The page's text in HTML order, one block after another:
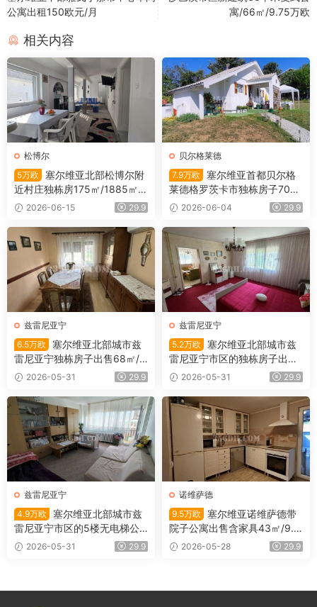
公寓出租150欧元/月
寓/66㎡/9.75万欧
相关内容
松博尔
5万欧
塞尔维亚北部松博尔附
近村庄独栋房175㎡/1885㎡/5
万欧2026-06-15 29.9
贝尔格莱德
7.9万欧
塞尔维亚首都贝尔格
莱德格罗茨卡市独栋房子700
㎡/51㎡/7.9万欧
2026-06-04 29.9
兹雷尼亚宁
6.5万欧
塞尔维亚北部城市兹
雷尼亚宁独栋房子出售68㎡/4
52㎡/6.5万欧
2026-05-31 29.9
兹雷尼亚宁
5.2万欧
塞尔维亚北部城市兹
雷尼亚宁市区的独栋房子出售1
01平米/5.2万欧
2026-05-31 29.9
兹雷尼亚宁
4.9万欧
塞尔维亚北部城市兹
雷尼亚宁市区的5楼无电梯公
寓出售
2026-05-31 29.9
诺维萨德
9.5万欧
塞尔维亚诺维萨德带
院子公寓出售含家具43㎡/9.5
万欧2026-05-28 29.9